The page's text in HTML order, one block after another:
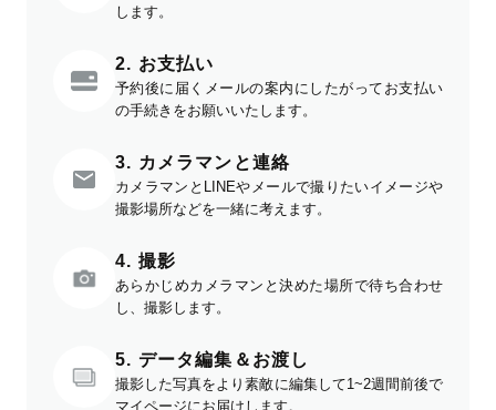
します。
2. お支払い
予約後に届くメールの案内にしたがってお支払い
の手続きをお願いいたします。
3. カメラマンと連絡
カメラマンとLINEやメールで撮りたいイメージや
撮影場所などを一緒に考えます。
4. 撮影
あらかじめカメラマンと決めた場所で待ち合わせ
し、撮影します。
5. データ編集＆お渡し
撮影した写真をより素敵に編集して1~2週間前後で
マイページにお届けします。